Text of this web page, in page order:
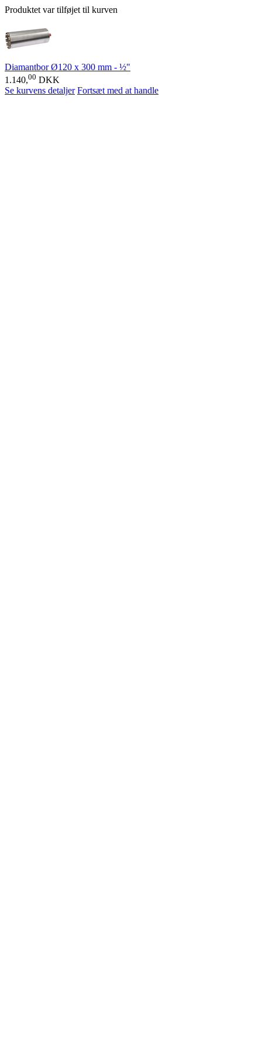
Produktet var tilføjet til kurven
Diamantbor Ø120 x 300 mm - ½"
1.140,00 DKK
Se kurvens detaljer Fortsæt med at handle